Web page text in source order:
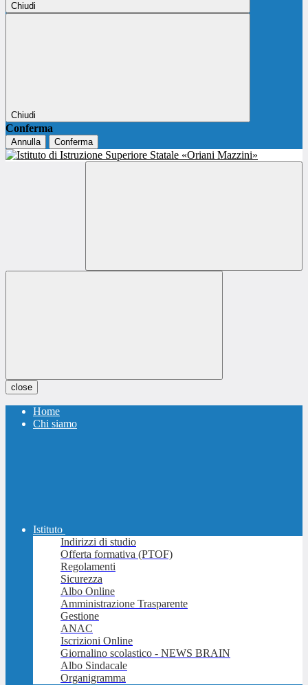
Chiudi
Chiudi
Conferma
Annulla Conferma
close
Home
Chi siamo
Istituto
Indirizzi di studio
Offerta formativa (PTOF)
Regolamenti
Sicurezza
Albo Online
Amministrazione Trasparente
Gestione
ANAC
Iscrizioni Online
Giornalino scolastico - NEWS BRAIN
Albo Sindacale
Organigramma